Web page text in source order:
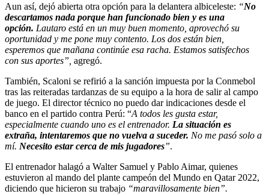
Aun así, dejó abierta otra opción para la delantera albiceleste: “No
descartamos nada porque han funcionado bien y es una
opción. Lautaro está en un muy buen momento, aprovechó su
oportunidad y me pone muy contento. Los dos están bien,
esperemos que mañana continúe esa racha. Estamos satisfechos
con sus aportes”, agregó.
También, Scaloni se refirió a la sanción impuesta por la Conmebol
tras las reiteradas tardanzas de su equipo a la hora de salir al campo
de juego. El director técnico no puedo dar indicaciones desde el
banco en el partido contra Perú: “A todos les gusta estar,
especialmente cuando uno es el entrenador. La situación es
extraña, intentaremos que no vuelva a suceder. No me pasó solo a
mí. Necesito estar cerca de mis jugadores”.
El entrenador halagó a Walter Samuel y Pablo Aimar, quienes
estuvieron al mando del plante campeón del Mundo en Qatar 2022,
diciendo que hicieron su trabajo “maravillosamente bien”.